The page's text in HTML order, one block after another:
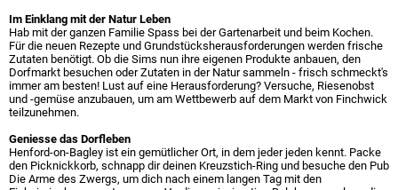
Im Einklang mit der Natur Leben
Hab mit der ganzen Familie Spass bei der Gartenarbeit und beim Kochen.
Für die neuen Rezepte und Grundstücksherausforderungen werden frische
Zutaten benötigt. Ob die Sims nun ihre eigenen Produkte anbauen, den
Dorfmarkt besuchen oder Zutaten in der Natur sammeln - frisch schmeckt's
immer am besten! Lust auf eine Herausforderung? Versuche, Riesenobst
und -gemüse anzubauen, um am Wettbewerb auf dem Markt von Finchwick
teilzunehmen.
Geniesse das Dorfleben
Henford-on-Bagley ist ein gemütlicher Ort, in dem jeder jeden kennt. Packe
den Picknickkorb, schnapp dir deinen Kreuzstich-Ring und besuche den Pub
Die Arme des Zwergs, um dich nach einem langen Tag mit den